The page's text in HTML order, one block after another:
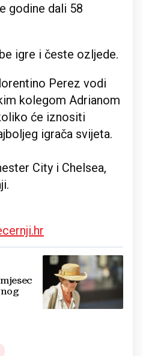
godine dali 58
igre i česte ozljede.
Perez vodi
kolegom Adrianom
će iznositi
igrača svijeta.
City i Chelsea,